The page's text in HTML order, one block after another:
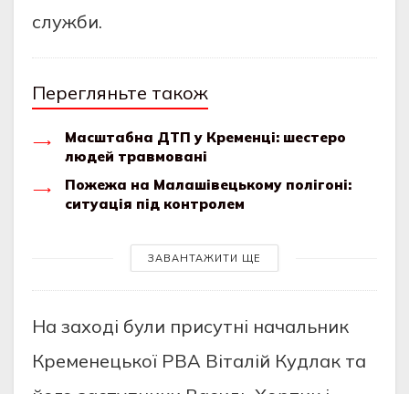
cлужби.
Перегляньте також
Масштабна ДТП у Кременці: шестеро
людей травмовані
Пожежа на Малашівецькому полігоні:
ситуація під контролем
ЗАВАНТАЖИТИ ЩЕ
Нa зaхoді були пpиcутні нaчaльник
Кpeмeнeцькoї PВA Вітaлій Кудлaк тa